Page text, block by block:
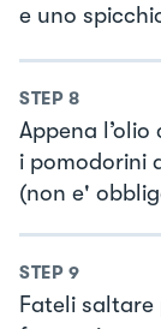
e uno
STEP 8
Appena
i pomodorini
(non e'
STEP 9
Fateli saltare